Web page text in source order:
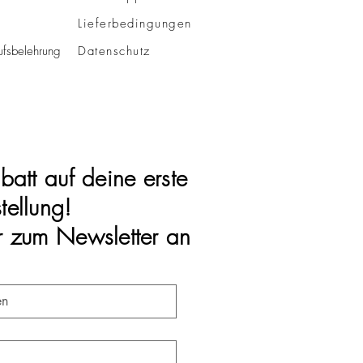
Lieferbedingungen
Datenschutz
auf deine erste
Newsletter an